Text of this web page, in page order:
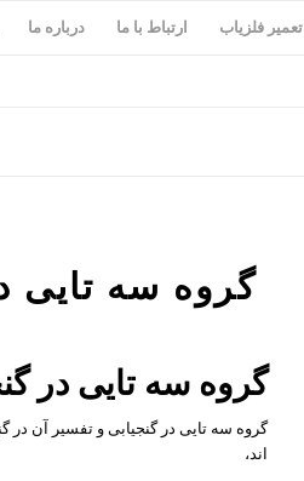
تعمیر فلزیاب ارتباط با ما درباره ما
گروه سه تايی
گروه سه تايی در
گروه سه تايی در گنجیابی و تفسیر آن در
اند،